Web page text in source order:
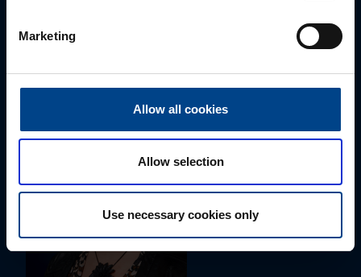
Marketing
Allow all cookies
Allow selection
Use necessary cookies only
Jussi Pernaa
+358 50 596 7006
jussi.pernaa@utu.eu